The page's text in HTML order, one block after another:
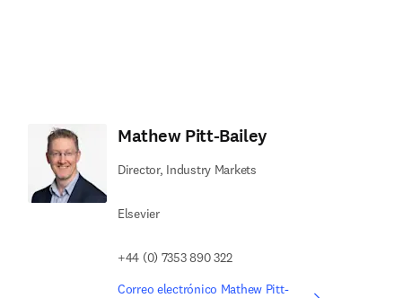
Mathew Pitt-Bailey
Director, Industry Markets
Elsevier
+44 (0) 7353 890 322
Correo electrónico Mathew Pitt-